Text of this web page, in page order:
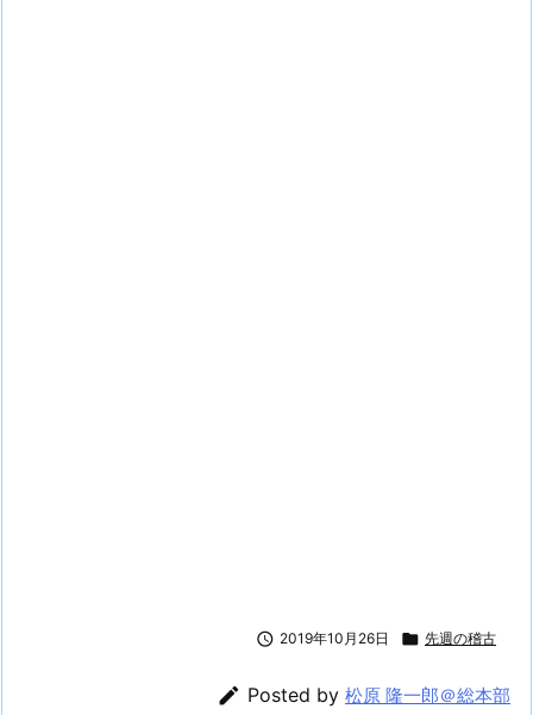
 2019年10月26日  先週の稽古
 Posted by 松原 隆一郎＠総本部